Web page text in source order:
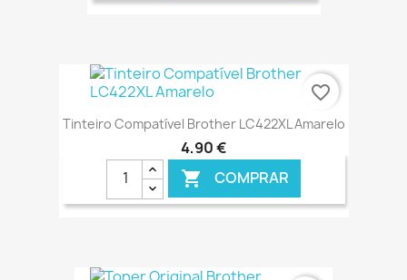
Tinteiro Compatível Brother LC422XL Amarelo
4,90 €
 COMPRAR
favorite_border